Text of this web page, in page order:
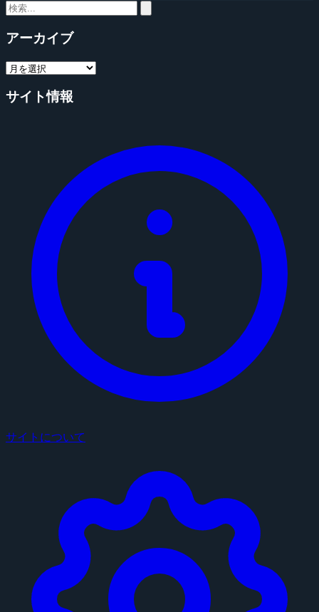
アーカイブ
サイト情報
サイトについて